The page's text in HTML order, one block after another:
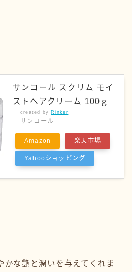
サンコール スクリム モイ
ストヘアクリーム 100ｇ
created by Rinker
サンコール
Amazon 楽天市場
Yahooショッピング
かな艶と潤いを与えてくれま